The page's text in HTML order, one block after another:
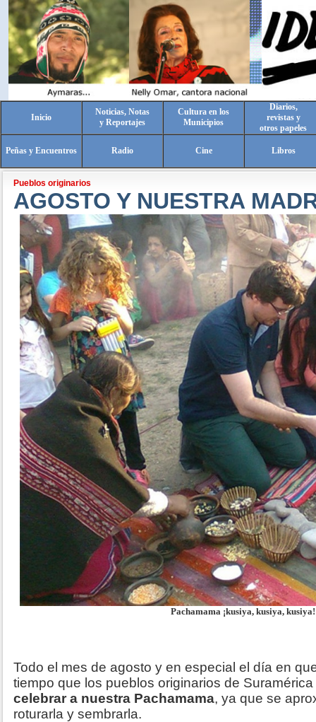
Inicio
Noticias, Notas
y Reportajes
Cultura en los
Municipios
Diarios,
revistas y
otros papeles
Peñas y Encuentros Radio Cine Libros
Pueblos originarios
AGOSTO Y NUESTRA
Pachamama ¡kusiya, kusiya, kusiya!
Todo el mes de agosto y en especial el día en
tiempo que los pueblos originarios de
celebrar a nuestra Pachamama, ya que se
roturarla y sembrarla.